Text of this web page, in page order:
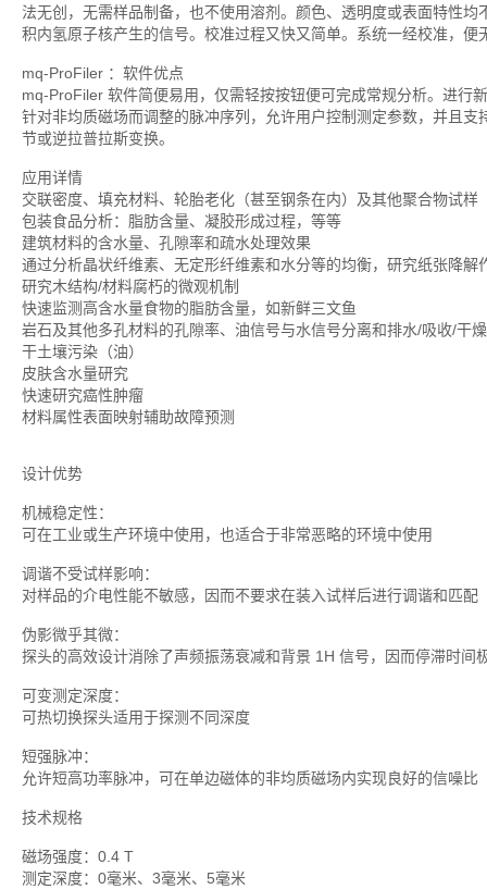
法无创，无需样品制备，也不使用溶剂。颜色、透明度或表面特性
积内氢原子核产生的信号。校准过程又快又简单。系统一经校准，便
mq-ProFiler ：软件优点
mq-ProFiler 软件简便易用，仅需轻按按钮便可完成常规分析。进
针对非均质磁场而调整的脉冲序列，允许用户控制测定参数，并且
节或逆拉普拉斯变换。
应用详情
交联密度、填充材料、轮胎老化（甚至钢条在内）及其他聚合物试样
包装食品分析：脂肪含量、凝胶形成过程，等等
建筑材料的含水量、孔隙率和疏水处理效果
通过分析晶状纤维素、无定形纤维素和水分等的均衡，研究纸张降解
研究木结构/材料腐朽的微观机制
快速监测高含水量食物的脂肪含量，如新鲜三文鱼
岩石及其他多孔材料的孔隙率、油信号与水信号分离和排水/吸收/干
干土壤污染（油）
皮肤含水量研究
快速研究癌性肿瘤
材料属性表面映射辅助故障预测
设计优势
机械稳定性：
可在工业或生产环境中使用，也适合于非常恶略的环境中使用
调谐不受试样影响：
对样品的介电性能不敏感，因而不要求在装入试样后进行调谐和匹配
伪影微乎其微：
探头的高效设计消除了声频振荡衰减和背景 1H 信号，因而停滞时间
可变测定深度：
可热切换探头适用于探测不同深度
短强脉冲：
允许短高功率脉冲，可在单边磁体的非均质磁场内实现良好的信噪比
技术规格
磁场强度：0.4 T
测定深度：0毫米、3毫米、5毫米